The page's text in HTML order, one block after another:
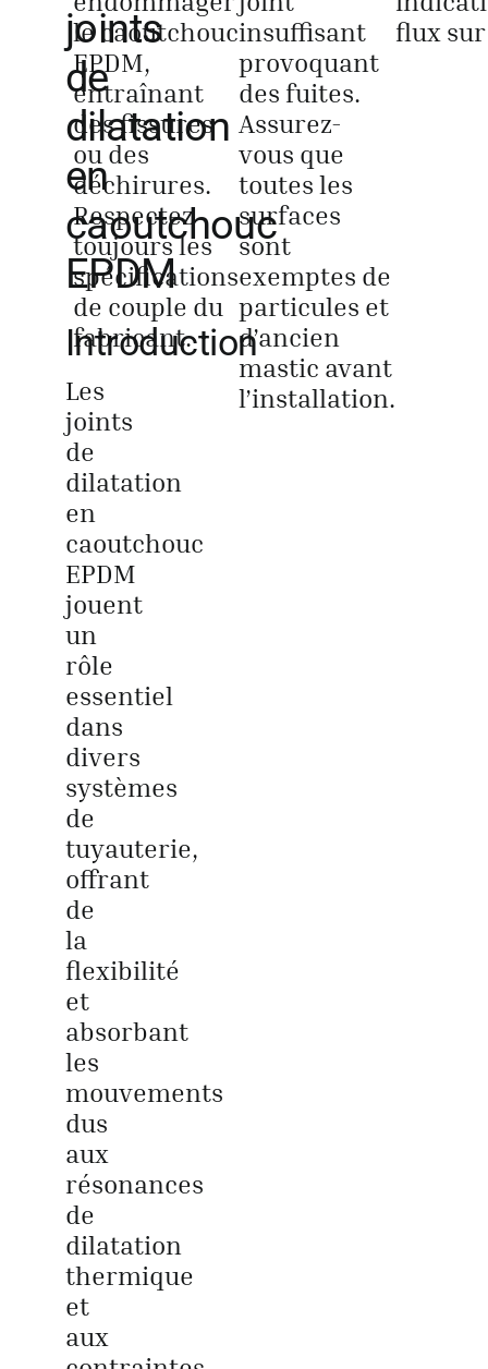
joints
de
dilatation
en
caoutchouc
EPDM
Introduction
Les
joints
de
dilatation
en
caoutchouc
EPDM
jouent
un
rôle
essentiel
dans
divers
systèmes
de
tuyauterie,
offrant
de
la
flexibilité
et
absorbant
les
mouvements
dus
aux
résonances
de
dilatation
thermique
et
aux
le caoutchouc
EPDM,
entraînant
des fissures
ou des
déchirures.
Respectez
toujours les
spécifications
de couple du
fabricant.
insuffisant
provoquant
des fuites.
Assurez-
vous que
toutes les
surfaces
sont
exemptes de
particules et
d’ancien
mastic avant
l’installation.
flux